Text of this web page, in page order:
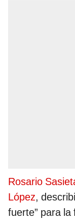
Rosario
López,
fuerte” para